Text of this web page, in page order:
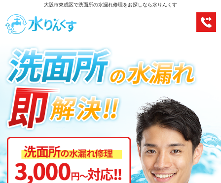
大阪市東成区で洗面所の水漏れ修理をお探しなら水りんくす